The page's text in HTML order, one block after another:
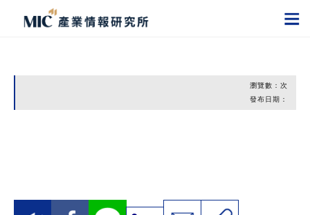
瀏覽數： 次
發布日期：